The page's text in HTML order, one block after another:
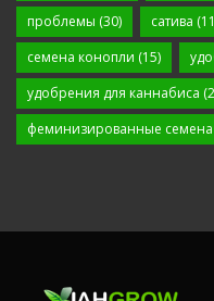
проблемы (30) сатива
семена конопли (15)
удобрения для каннабиса
феминизированные семена